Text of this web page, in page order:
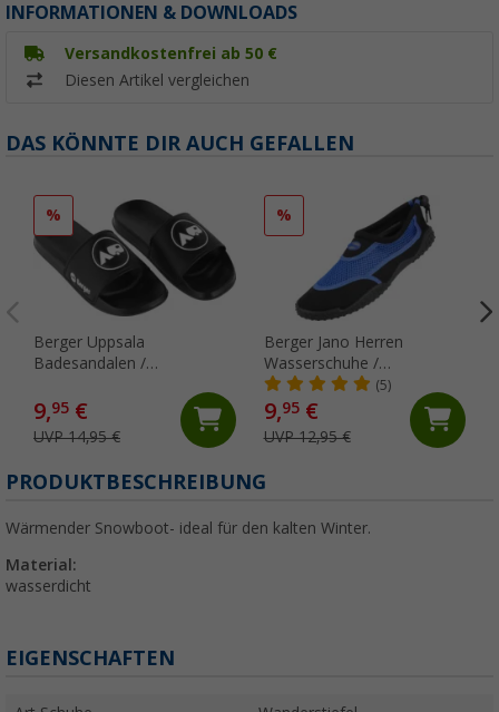
INFORMATIONEN & DOWNLOADS
Versandkostenfrei ab 50 €
Diesen Artikel vergleichen
DAS KÖNNTE DIR AUCH GEFALLEN
%
Berger Uppsala
Badesandalen /
9,95 €
UVP 14,95 €
%
Berger Jano Herren
Wasserschuhe /
Neoprenschuhe(5)
9,95€
UVP 12,95 €
PRODUKTBESCHREIBUNG
Wärmender Snowboot- ideal für den kalten Winter.
Material:
wasserdicht
EIGENSCHAFTEN